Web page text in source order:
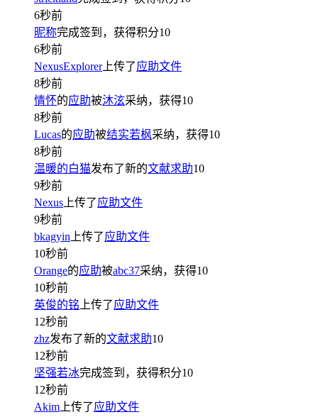
6秒前
昵称完成签到，获得积分10
6秒前
NexusExplorer上传了应助文件
8秒前
情怀的应助被沐泫采纳，获得10
8秒前
Lucas的应助被结实若枫采纳，获得10
8秒前
温暖的白猫发布了新的文献求助10
9秒前
Nexus 上传了应助文件
9秒前
bkagyin 上传了应助文件
10秒前
Orange的应助被abc37采纳，获得10
10秒前
英俊的铭 上传了应助文件
12秒前
zhz发布了新的文献求助10
12秒前
坚强若冰完成签到，获得积分10
12秒前
Akim 上传了应助文件